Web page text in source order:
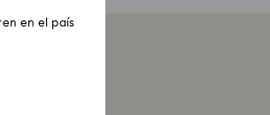
en el país